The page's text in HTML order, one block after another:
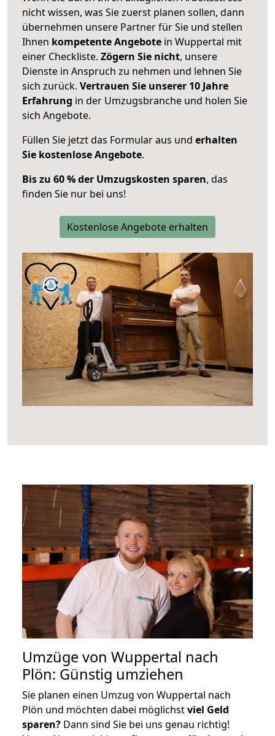
nicht wissen, was Sie zuerst planen sollen, dann
übernehmen unsere Partner für Sie und stellen
Ihnen kompetente Angebote in Wuppertal mit
einer Checkliste. Zögern Sie nicht, unsere
Dienste in Anspruch zu nehmen und lehnen Sie
sich zurück. Vertrauen Sie unserer 10 Jahre
Erfahrung in der Umzugsbranche und holen Sie
sich Angebote.
Füllen Sie jetzt das Formular aus und erhalten
Sie kostenlose Angebote.
Bis zu 60 % der Umzugskosten sparen, das
finden Sie nur bei uns!
Kostenlose Angebote erhalten
Umzüge von Wuppertal nach
Plön: Günstig umziehen
Sie planen einen Umzug von Wuppertal nach
Plön und möchten dabei möglichstviel Geld
sparen? Dann sind Sie bei uns genau richtig!